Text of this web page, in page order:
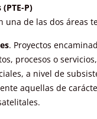
P)
una de las dos áreas
. Proyectos
procesos o
a nivel de
aquellas de